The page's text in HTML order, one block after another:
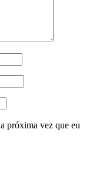
próxima vez que eu